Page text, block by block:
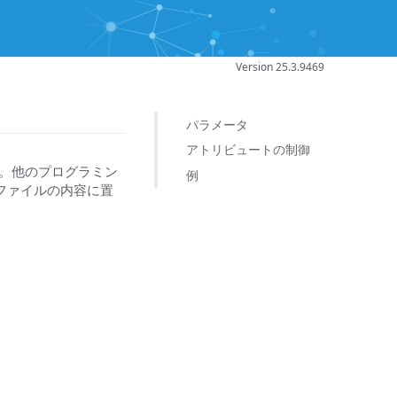
Version 25.3.9469
パラメータ
アトリビュートの制御
例
他のプログラミン
ァイルの内容に置